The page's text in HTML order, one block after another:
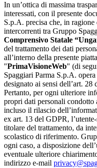
In un’ottica di massima
interessati, con il presente
S.p.A. precisa che, in
intercorrenti tra Gruppo
Comprensivo Statale
del trattamento dei dati
all’interno della presente
"PrimaVisioneWeb" (di
Spaggiari Parma S.p.A.
designato ai sensi dell’art.
Pertanto, per ogni ulteriore
propri dati personali
incluso il rilascio
ex art. 13 del GDPR,
titolare del trattamento, da
scolastico di riferimento.
ogni caso, a disposizione
eventuale ulteriore
indirizzo e-mail